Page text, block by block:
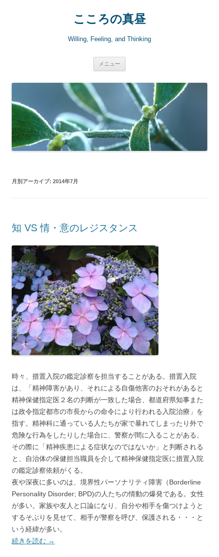
こころの真昼
Willing, Feeling, and Thinking
メニュー
ツ
へ
ス
プ
月別アーカイブ: 2014年7月
知 VS 情・意のレジスタンス
時々、措置入院の鑑定診察を担当することがある。措置入院
は、「精神障害があり、それによる自傷他害のおそれがあると
精神保健指定医２名の判断が一致した場合、都道府県知事また
は政令指定都市の市長からの命令により行われる入院治療」を
指す。精神科に通っている人たちが家で暴れてしまったり外で
危険な行為をしたりした場合に、警察が間に入ることがある。
その際に「精神疾患による症状なのではないか」と判断される
と、自治体の保健担当職員を介して精神保健指定医に措置入院
の鑑定診察依頼がくる。
夜や深夜に多いのは、境界性パーソナリティ障害（Borderline
Personality Disorder; BPD)の人たちの情動の爆発である。女性
が多い。家族や友人と口論になり、自分や相手を傷つけようと
するそぶりを見せて、相手が警察を呼び、保護される・・・と
いう経緯が多い。
続きを読む →